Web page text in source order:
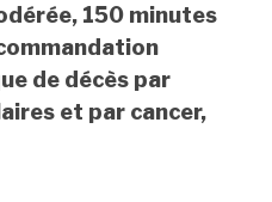
150 minutes
de décès par
et par cancer,